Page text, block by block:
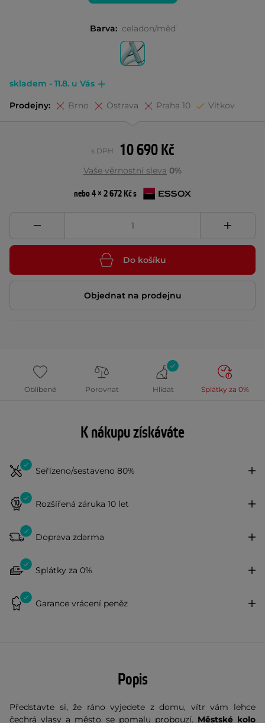
Barva: celadon/měď
skladem - 11.8. u Vás
Prodejny: Brno Ostrava Praha 10 Vítkov
10 690 Kč
s DPH
Vaše věrnostní sleva 0%
nebo 4 × 2 672 Kč s
Do košíku
Objednat na prodejnu
Oblíbené Porovnat Hlídat Splátky za 0%
K nákupu získáváte
Seřízeno/sestaveno 80%
Rozšířená záruka 10 let
Doprava zdarma
Splátky za 0%
Garance vrácení peněz
Popis
Představte si, že ráno vyjedete z domu, vítr vám lehce
čechrá vlasy a město se pomalu probouzí. Městské kolo